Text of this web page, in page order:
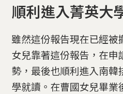
順利進入菁英大
雖然這份報告現在已經被
女兒靠著這份報告，在申
勢，最後也順利進入南韓
學就讀。在曹國女兒畢業